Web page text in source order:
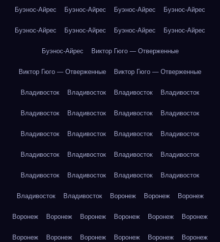
Буэнос-Айрес Буэнос-Айрес Буэнос-Айрес Буэнос-Айрес
Буэнос-Айрес Буэнос-Айрес Буэнос-Айрес Буэнос-Айрес
Буэнос-Айрес Виктор Гюго — Отверженные
Виктор Гюго — Отверженные Виктор Гюго — Отверженные
Владивосток Владивосток Владивосток Владивосток
Владивосток Владивосток Владивосток Владивосток
Владивосток Владивосток Владивосток Владивосток
Владивосток Владивосток Владивосток Владивосток
Владивосток Владивосток Владивосток Владивосток
Владивосток Владивосток Воронеж Воронеж Воронеж
Воронеж Воронеж Воронеж Воронеж Воронеж Воронеж
Воронеж Воронеж Воронеж Воронеж Воронеж Воронеж